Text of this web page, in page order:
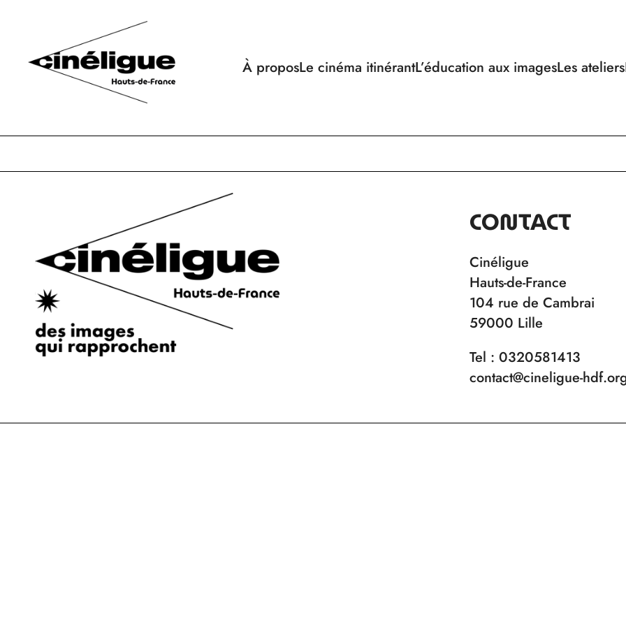
À proposLe cinéma itinérantL’éducation aux imagesLes ateliers
CONTACT
Cinéligue
Hauts-de-France
104 rue de Cambrai
59000 Lille
Tel : 0320581413
contact@cineligue-